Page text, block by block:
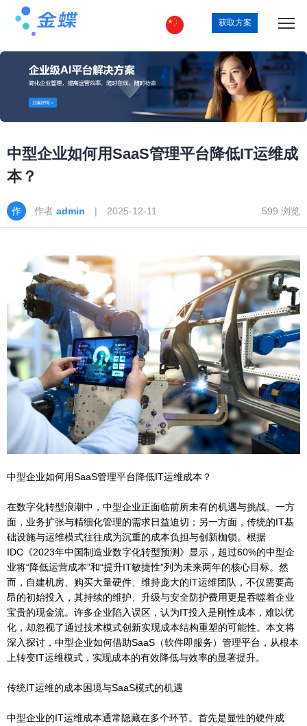
获取方案
中型企业如何用SaaS管理平台降低IT运维成
本？
作者 admin | 2025-12-11 599 浏览
中型企业如何用SaaS管理平台降低IT运维成本？
在数字化转型浪潮中，中型企业正面临前所未有的机遇与挑战。一方
面，业务扩张与精细化管理的需求日益迫切；另一方面，传统的IT基
础设施与运维模式往往成为沉重的成本负担与创新枷锁。根据
IDC《2023年中国制造业数字化转型预测》显示，超过60%的中型企
业将“降低运营成本”和“提升IT敏捷性”列为未来两年的核心目标。然
而，自建机房、购买大量硬件、维持庞大的IT运维团队，不仅需要高
昂的初始投入，其持续的维护、升级与安全防护费用更是吞噬着企业
宝贵的现金流。许多企业陷入误区，认为IT投入是刚性成本，难以优
化，却忽视了通过技术模式创新实现成本结构重塑的可能性。本文将
深入探讨，中型企业如何借助SaaS（软件即服务）管理平台，从根本
上转变IT运维模式，实现成本的有效降低与效率的显著提升。
传统IT运维的成本困境与SaaS模式的机遇
中型企业的IT运维成本通常隐藏在多个环节。首先是显性的硬件成